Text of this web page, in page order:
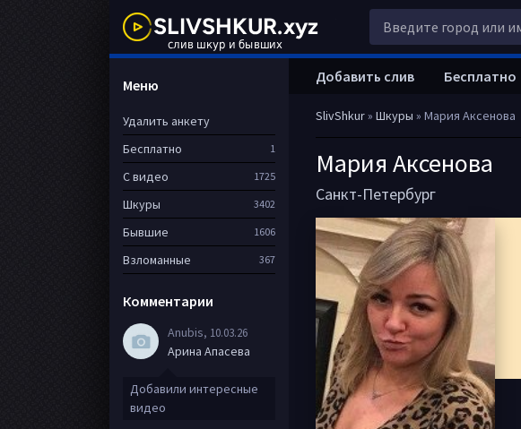
SlivShkur» Шкуры » Мария Аксенова
Мария Аксенова
Санкт-Петербург
Добавить слив Бесплатно
Меню
Удалить анкету
Бесплатно
1
С видео 1725
Шкуры 3402
Бывшие 1606
Взломанные 367
Комментарии
Anubis, 10.03.26
Арина Апасева
Добавили интересные
видео